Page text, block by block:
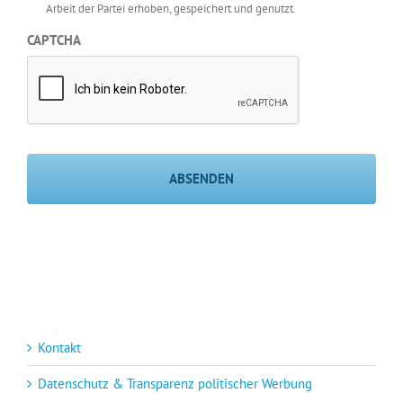
Arbeit der Partei erhoben, gespeichert und genutzt.
CAPTCHA
Kontakt
Datenschutz & Transparenz politischer Werbung